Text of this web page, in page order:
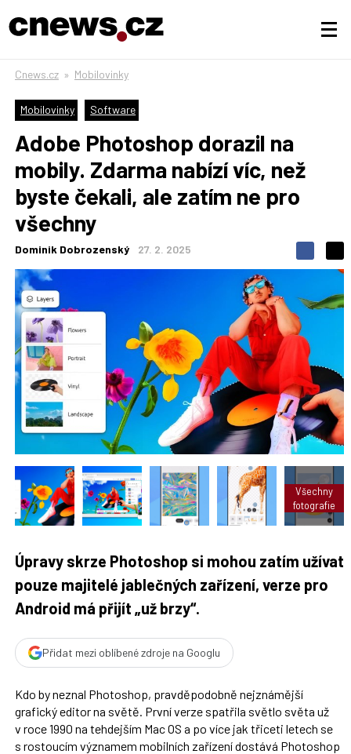
Cnews.cz » Mobilovinky
Mobilovinky Software
Adobe Photoshop dorazil na
mobily. Zdarma nabízí víc, než
byste čekali, ale zatím ne pro
všechny
Dominik Dobrozenský 27. 2. 2025
S
í
l
e
t
S
l
e
e
n
a
F
a
c
e
b
o
u
l
e
a
i
X
Všechny
fotografie
Úpravy skrze Photoshop si mohou zatím užívat
pouze majitelé jablečných zařízení, verze pro
Android má přijít „už brzy“.
Přidat mezi oblíbené zdroje na Googlu
Kdo by neznal Photoshop, pravděpodobně nejznámější
grafický editor na světě. První verze spatřila světlo světa už
v roce 1990 na tehdejším Mac OS a po více jak třiceti letech se
s rostoucím významem mobilních zařízení dostává Photoshop